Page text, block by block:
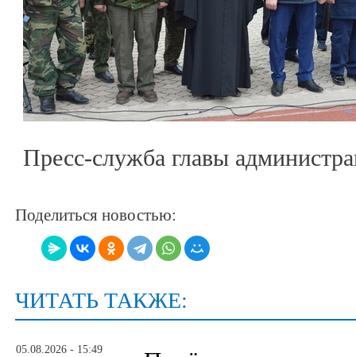
Пресс-служба главы
Поделиться новостью:
ЧИТАТЬ ТАКЖЕ:
05.08.2026 - 15:49